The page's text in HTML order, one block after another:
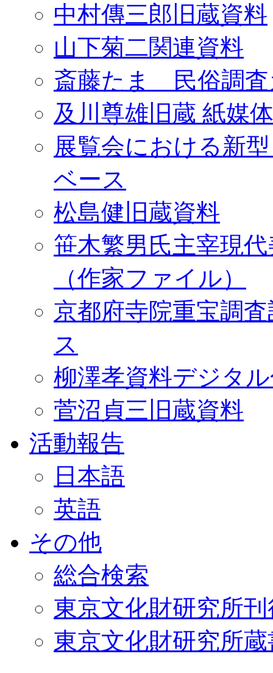
中村傳三郎旧蔵資料
山下菊二関連資料
斎藤たま 民俗調査
及川尊雄旧蔵 紙媒
展覧会における新
ベース
松島健旧蔵資料
笹木繁男氏主宰現
（作家ファイル）
京都府寺院重宝調
ス
柳澤孝資料デジタ
菅沼貞三旧蔵資料
活動報告
日本語
英語
その他
総合検索
東京文化財研究所
東京文化財研究所